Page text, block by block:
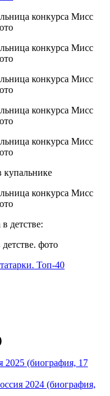
детстве:
Топ-40
2025 (биография, 17
2024 (биография,